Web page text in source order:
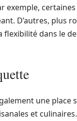
exemple,
D’autres, plus
flexibilité dans le
une place
et